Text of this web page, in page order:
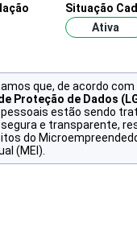
Situação
Ativa
que, de acordo com
Proteção de Dados
estão sendo
e transparente,
do
(MEI).